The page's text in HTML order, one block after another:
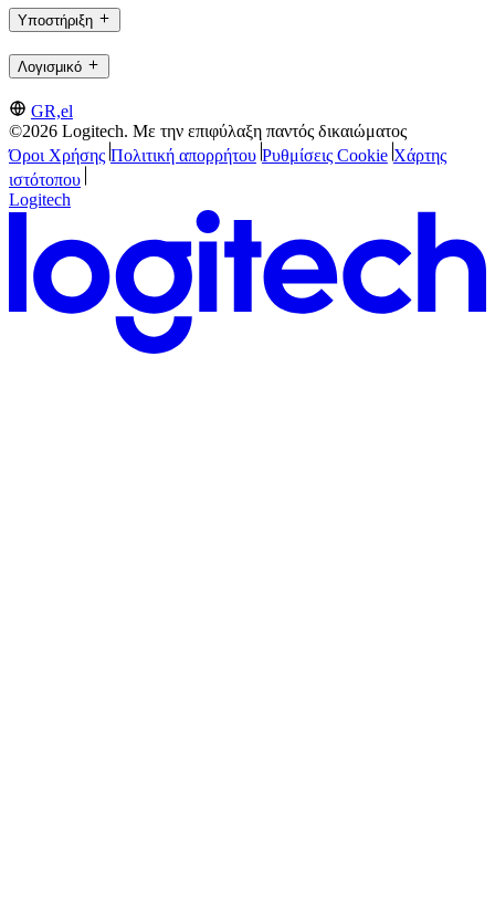
Υποστήριξη
Λογισμικό
GR,el
©2026 Logitech. Με την επιφύλαξη παντός δικαιώματος
Όροι Χρήσης Πολιτική απορρήτου Ρυθμίσεις Cookie Χάρτης
ιστότοπου
Logitech